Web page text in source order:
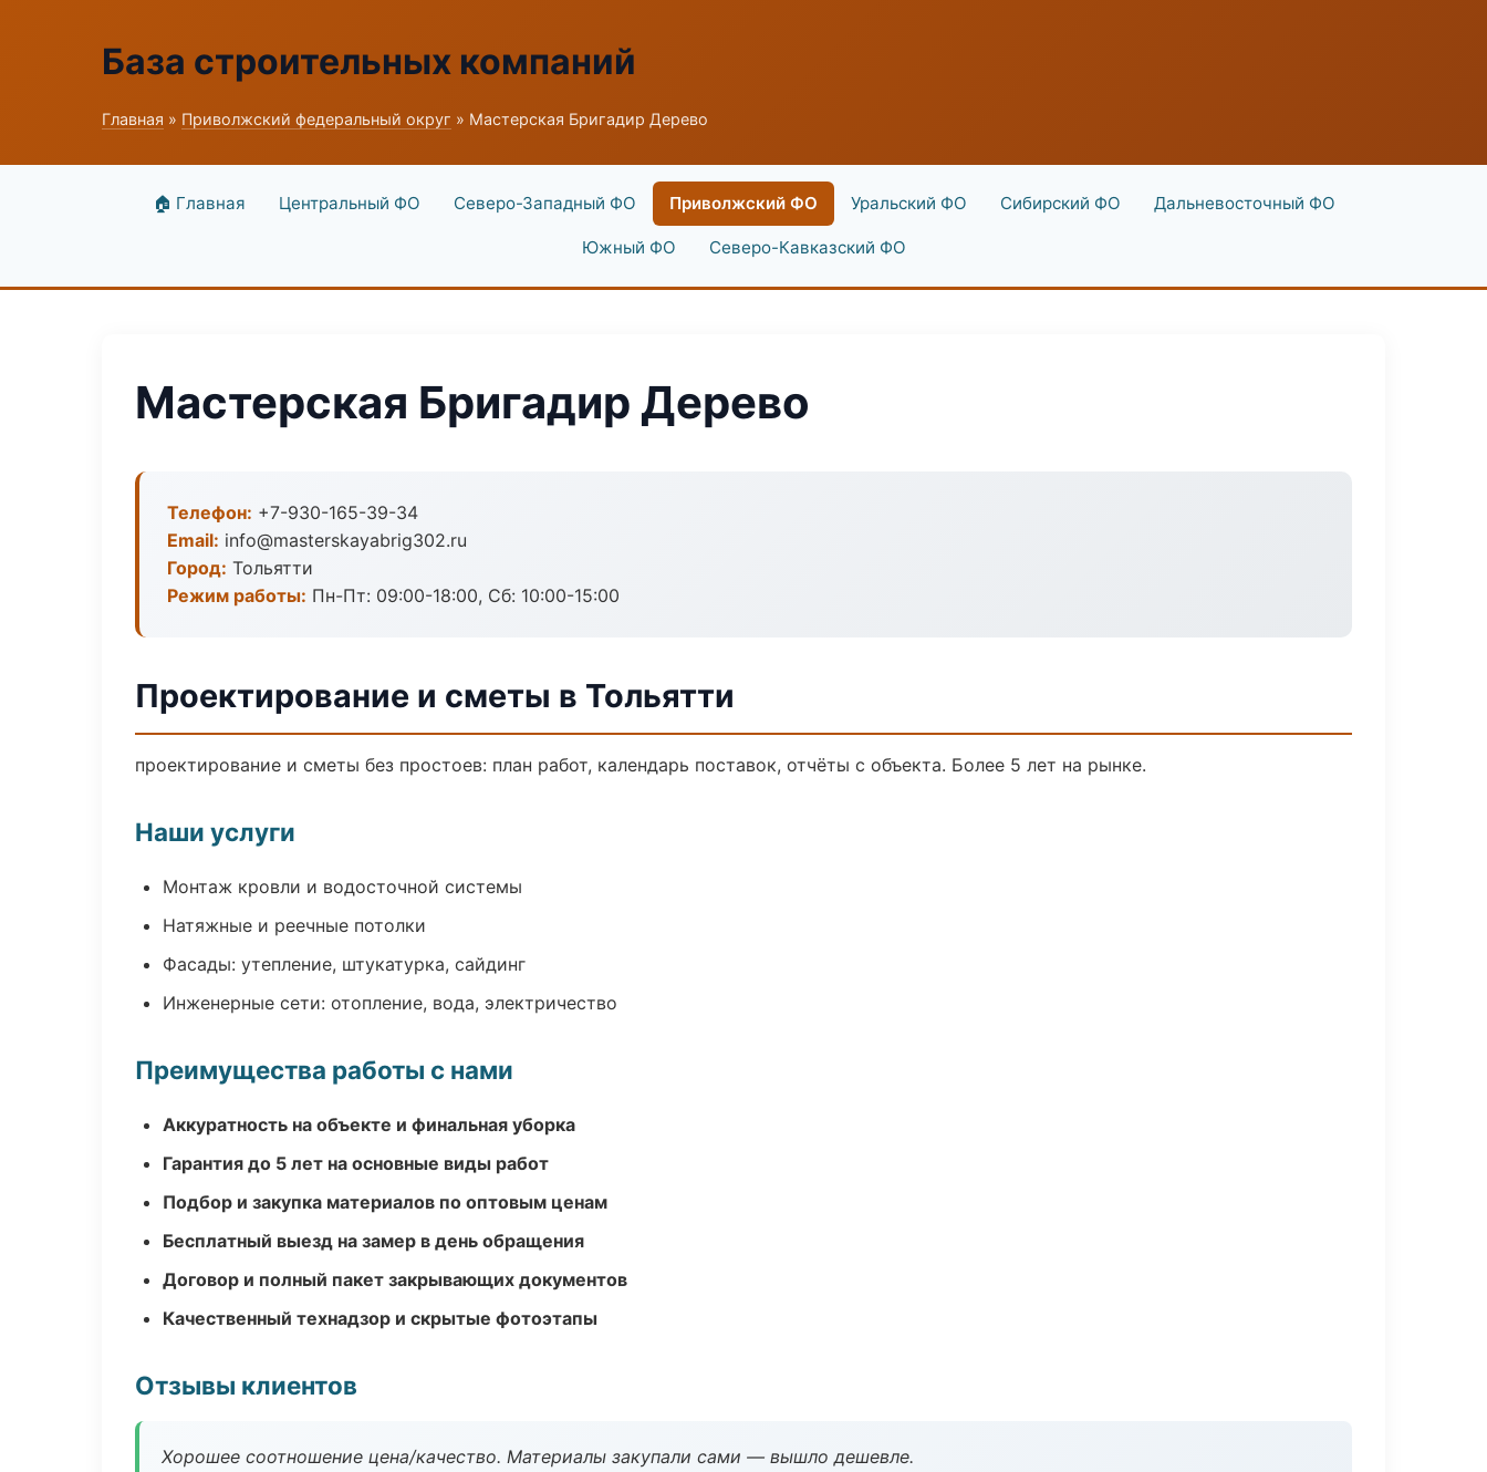
База строительных компаний
Главная » Приволжский федеральный округ » Мастерская Бригадир Дерево
🏠 Главная Центральный ФО Северо-Западный ФО Приволжский ФО Уральский ФО Сибирский ФО Дальневосточный ФО
Южный ФО Северо-Кавказский ФО
Мастерская Бригадир Дерево
Телефон: +7-930-165-39-34
Email: info@masterskayabrig302.ru
Город: Тольятти
Режим работы: Пн-Пт: 09:00-18:00, Сб: 10:00-15:00
Проектирование и сметы в Тольятти
проектирование и сметы без простоев: план работ, календарь поставок, отчёты с объекта. Более 5 лет на рынке.
Наши услуги
Монтаж кровли и водосточной системы
Натяжные и реечные потолки
Фасады: утепление, штукатурка, сайдинг
Инженерные сети: отопление, вода, электричество
Преимущества работы с нами
Аккуратность на объекте и финальная уборка
Гарантия до 5 лет на основные виды работ
Подбор и закупка материалов по оптовым ценам
Бесплатный выезд на замер в день обращения
Договор и полный пакет закрывающих документов
Качественный технадзор и скрытые фотоэтапы
Отзывы клиентов
Хорошее соотношение цена/качество. Материалы закупали сами — вышло дешевле.